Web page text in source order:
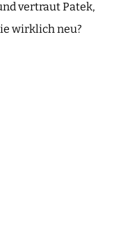
vertraut Patek,
wirklich neu?